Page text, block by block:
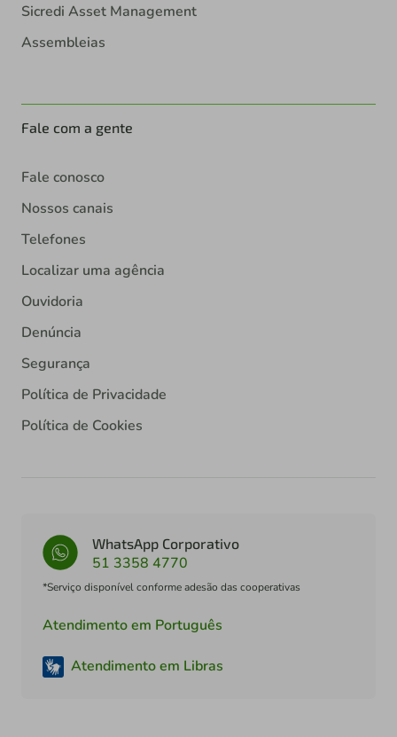
Sicredi Asset Management
Assembleias
Fale com a gente
Fale conosco
Nossos canais
Telefones
Localizar uma agência
Ouvidoria
Denúncia
Segurança
Política de Privacidade
Política de Cookies
WhatsApp Corporativo
51 3358 4770
*Serviço disponível conforme adesão das cooperativas
Atendimento em Português
Atendimento em Libras